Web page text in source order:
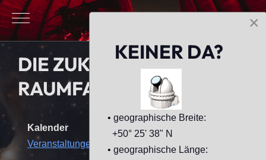
Mobile Menu Toggle
DIE ZUKUNFT DER
RAUMFAHRT
Kalender
Veranstaltungen
×
KEINER DA?
• geographische Breite:
+50° 25' 38" N
• geographische Länge: